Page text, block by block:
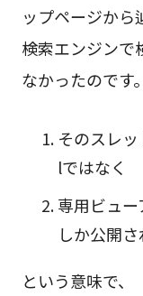
ップページから
検索エンジンで
なかったのです
そのスレ
lではなく
専用ビュ
しか公開
という意味で